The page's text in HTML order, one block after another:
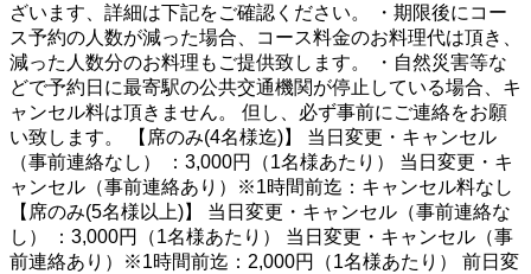
ざいます、詳細は下記をご確認ください。 ・期限後にコー
ス予約の人数が減った場合、コース料金のお料理代は頂き、
減った人数分のお料理もご提供致します。 ・自然災害等な
どで予約日に最寄駅の公共交通機関が停止している場合、キ
ャンセル料は頂きません。 但し、必ず事前にご連絡をお願
い致します。 【席のみ(4名様迄)】 当日変更・キャンセル
（事前連絡なし） ：3,000円（1名様あたり） 当日変更・キ
ャンセル（事前連絡あり）※1時間前迄：キャンセル料なし
【席のみ(5名様以上)】 当日変更・キャンセル（事前連絡な
し） ：3,000円（1名様あたり） 当日変更・キャンセル（事
前連絡あり）※1時間前迄：2,000円（1名様あたり） 前日変